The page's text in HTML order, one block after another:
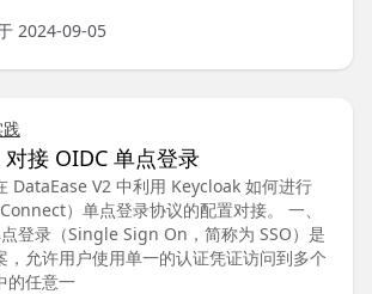
2024-09-05
接 OIDC 单点登录
DataEase V2 中利用 Keycloak 如何进行
）单点登录协议的配置对接。 一、
登录（Single Sign On，简称为 SSO）是
，允许用户使用单一的认证凭证访问到多个
的任意一